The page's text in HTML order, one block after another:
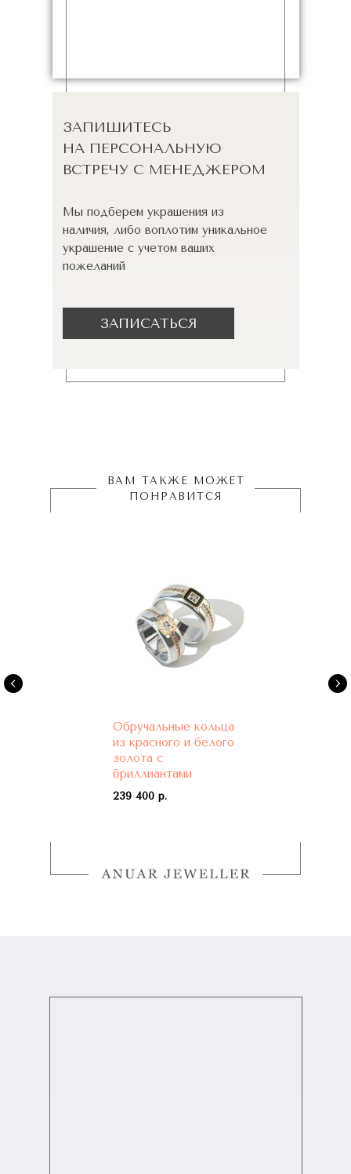
ЗАПИШИТЕСЬ
НА ПЕРСОНАЛЬНУЮ
ВСТРЕЧУ С МЕНЕДЖЕРОМ
Мы подберем украшения из
наличия, либо воплотим уникальное
украшение с учетом ваших
пожеланий
ЗАПИСАТЬСЯ
ВАМ ТАКЖЕ МОЖЕТ
ПОНРАВИТСЯ
Обручальные кольца
из красного и белого
золота с
бриллиантами
239 400 р.